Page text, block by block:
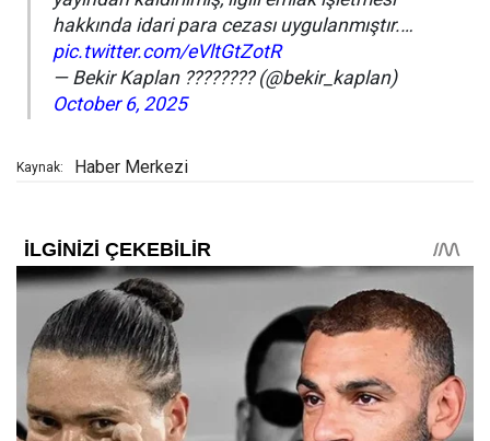
hakkında idari para cezası uygulanmıştır.…
pic.twitter.com/eVltGtZotR
— Bekir Kaplan ???????? (@bekir_kaplan)
October 6, 2025
Kaynak: Haber Merkezi